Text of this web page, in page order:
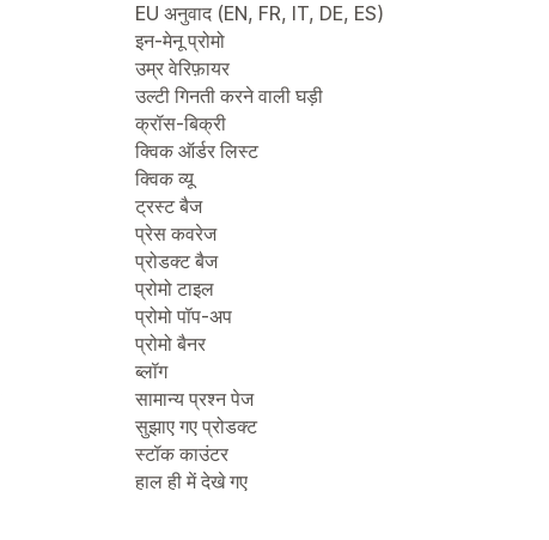
EU अनुवाद (EN, FR, IT, DE, ES)
इन-मेनू प्रोमो
उम्र वेरिफ़ायर
उल्टी गिनती करने वाली घड़ी
क्रॉस-बिक्री
क्विक ऑर्डर लिस्ट
क्विक व्यू
ट्रस्ट बैज
प्रेस कवरेज
प्रोडक्ट बैज
प्रोमो टाइल
प्रोमो पॉप-अप
प्रोमो बैनर
ब्लॉग
सामान्य प्रश्न पेज
सुझाए गए प्रोडक्ट
स्टॉक काउंटर
हाल ही में देखे गए